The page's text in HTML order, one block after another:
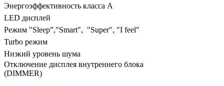
Энергоэффективность класса А
LED дисплей
Режим "Sleep”,"Smart", "Super", "I feel"
Turbo режим
Низкий уровень шума
Отключение дисплея внутреннего блока
(DIMMER)